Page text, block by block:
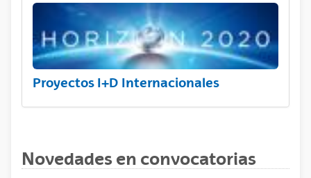
Proyectos I+D Internacionales
Novedades en convocatorias